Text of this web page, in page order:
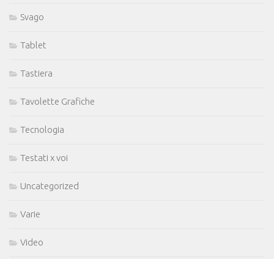
Svago
Tablet
Tastiera
Tavolette Grafiche
Tecnologia
Testati x voi
Uncategorized
Varie
Video